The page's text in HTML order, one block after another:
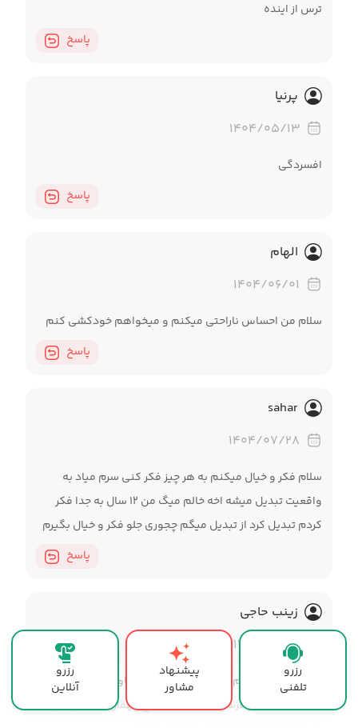
ترس از اینده
پاسخ
پرنیا
۱۴۰۴/۰۵/۱۳
افسردگی
پاسخ
الهام
۱۴۰۴/۰۶/۰۱
سلام من احساس ناراحتی میکنم و میخواهم خودکشی کنم
پاسخ
sahar
۱۴۰۴/۰۷/۲۸
سلام فکر و خیال میکنم به هر چیز فکر کنی سرم میاد به
واقعیت تبدیل میشه اخه خالم میگ من ۱۲ سال به جدا فکر
کردم تبدیل کرد از تبدیل میگم چجوری جلو فکر و خیال بگیرم
پاسخ
زینب حاجی
۱۴۰۴/۱۰/۰۶
من دیشب فکر کنم تو اینجا پیام دادم مشاوره خواستم
شماره کارت برام فرستادن من هم صبح مهمان داشتم برم
رزرو
تلفنی
پیشنهاد
مشاور
رزرو
آنلاین